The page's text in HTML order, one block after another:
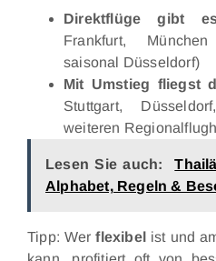
Direktflüge gibt
Frankfurt,
saisonal Düsseldorf)
Mit Umstieg fliegst
Stuttgart,
weiteren
Lesen Sie auch:
Alphabet, Regeln &
Tipp: Werflexibel ist und